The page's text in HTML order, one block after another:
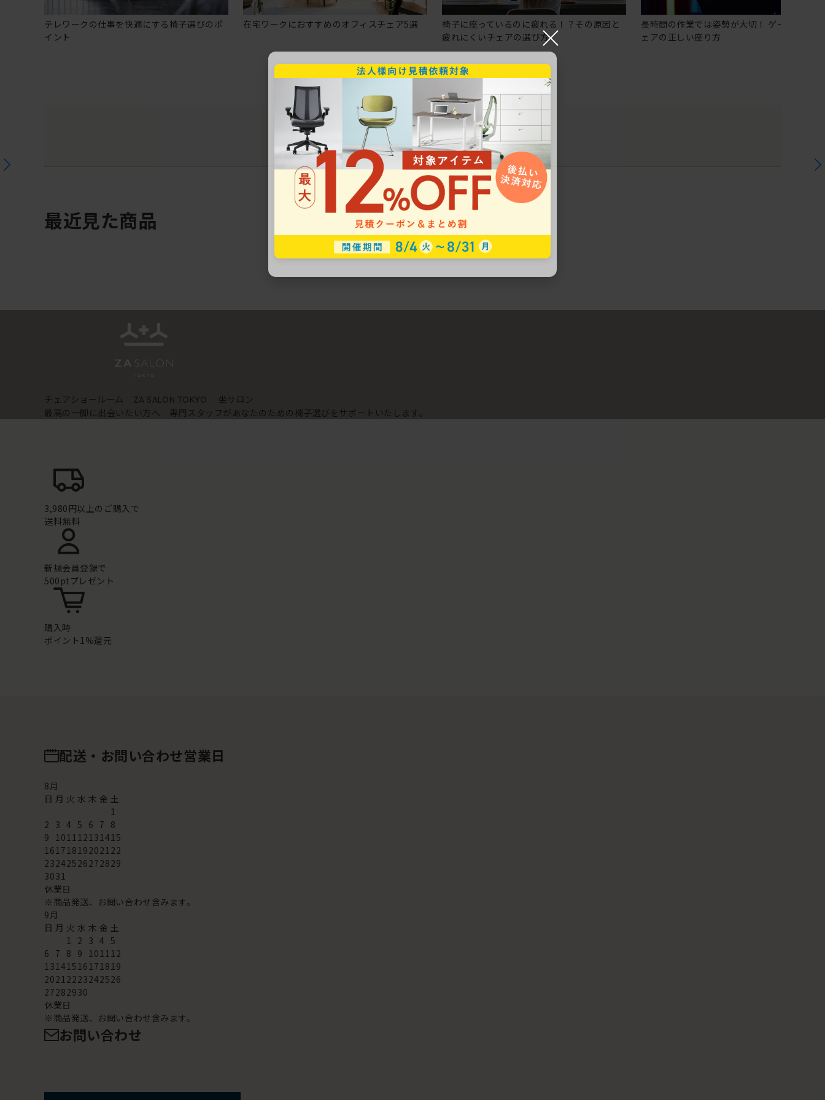
テレワークの仕事を快適にする椅子選びのポ
イント
在宅ワークにおすすめのオフィスチェア5選
椅子に座っているのに疲れる！？その原因と
疲れにくいチェアの選び方
長時間の作業では姿勢が大切！ ゲーミングチ
ェアの正しい座り方
最近見た商品
チェアショールーム ZA SALON TOKYO
坐サロン
最高の一脚に出会いたい方へ 専門スタッフがあなたのための椅子選びをサポートいたします。
3,980円以上のご購入で
送料無料
新規会員登録で
500ptプレゼント
購入時
ポイント1%還元
配送・お問い合わせ営業日
8月
日 月 火 水 木 金 土
1
2 3 4 5 6 7 8
9 101112131415
16171819202122
23242526272829
3031
休業日
※商品発送、お問い合わせ含みます。
9月
日 月 火 水 木 金 土
1 2 3 4 5
6 7 8 9 101112
13141516171819
20212223242526
27282930
休業日
※商品発送、お問い合わせ含みます。
お問い合わせ
×